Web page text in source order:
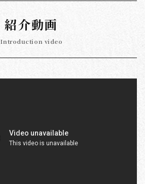
紹介動画
Introduction video